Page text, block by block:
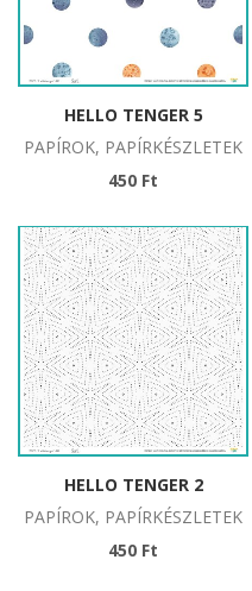
HELLO TENGER 5
PAPÍROK, PAPÍRKÉSZLETEK
450 Ft
HELLO TENGER 2
PAPÍROK, PAPÍRKÉSZLETEK
450 Ft